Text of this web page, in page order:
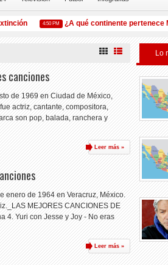
4:50 PM ¿A qué continente pertenece
canciones
de 1969 en Ciudad de México,
actriz, cantante, compositora,
son pop, balada, ranchera y
Leer más »
enero de 1964 en Veracruz, México.
MEJORES CANCIONES DE
4. Yuri con Jesse y Joy - No eras
Leer más »
Lo